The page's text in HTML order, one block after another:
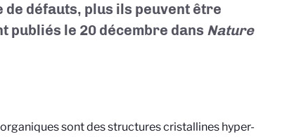
défauts, plus ils peuvent être
publiés le 20 décembre dans Nature
sont des structures cristallines hyper-